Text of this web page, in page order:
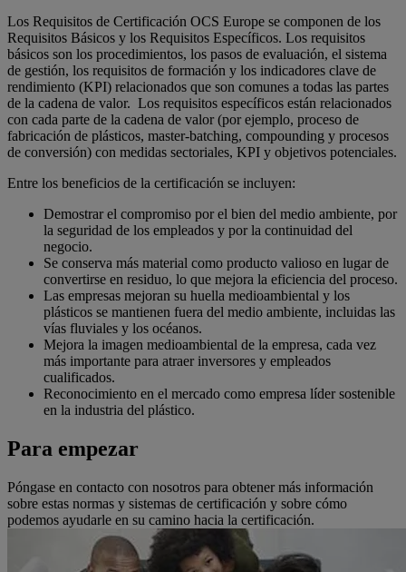
Los Requisitos de Certificación OCS Europe se componen de los
Requisitos Básicos y los Requisitos Específicos. Los requisitos
básicos son los procedimientos, los pasos de evaluación, el sistema
de gestión, los requisitos de formación y los indicadores clave de
rendimiento (KPI) relacionados que son comunes a todas las partes
de la cadena de valor. Los requisitos específicos están relacionados
con cada parte de la cadena de valor (por ejemplo, proceso de
fabricación de plásticos, master-batching, compounding y procesos
de conversión) con medidas sectoriales, KPI y objetivos potenciales.
Entre los beneficios de la certificación se incluyen:
Demostrar el compromiso por el bien del medio ambiente, por
la seguridad de los empleados y por la continuidad del
negocio.
Se conserva más material como producto valioso en lugar de
convertirse en residuo, lo que mejora la eficiencia del proceso.
Las empresas mejoran su huella medioambiental y los
plásticos se mantienen fuera del medio ambiente, incluidas las
vías fluviales y los océanos.
Mejora la imagen medioambiental de la empresa, cada vez
más importante para atraer inversores y empleados
cualificados.
Reconocimiento en el mercado como empresa líder sostenible
en la industria del plástico.
Para empezar
Póngase en contacto con nosotros para obtener más información
sobre estas normas y sistemas de certificación y sobre cómo
podemos ayudarle en su camino hacia la certificación.